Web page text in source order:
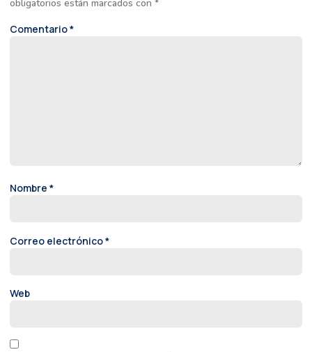
obligatorios están marcados con *
Comentario*
Nombre *
Correo electrónico*
Web